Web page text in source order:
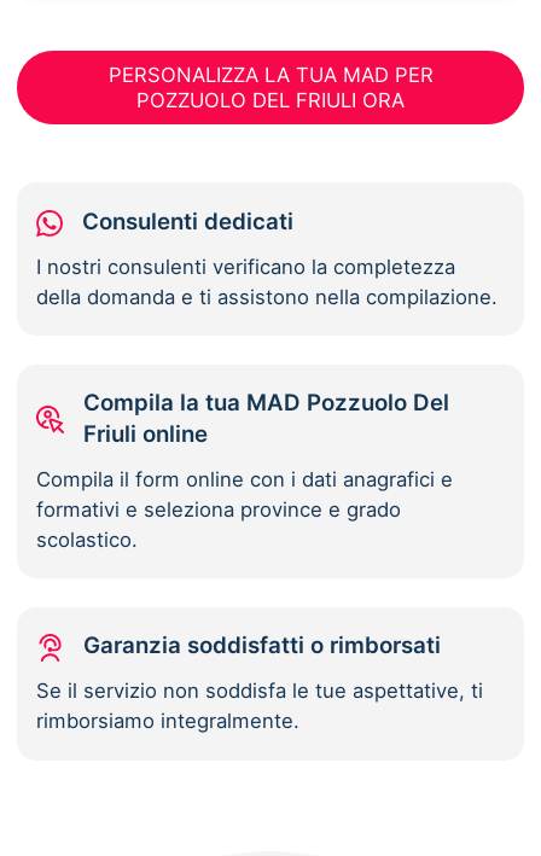
PERSONALIZZA LA TUA MAD PER
POZZUOLO DEL FRIULI ORA
Consulenti dedicati
I nostri consulenti verificano la completezza
della domanda e ti assistono nella compilazione.
Compila la tua MAD Pozzuolo Del
Friuli online
Compila il form online con i dati anagrafici e
formativi e seleziona province e grado
scolastico.
Garanzia soddisfatti o rimborsati
Se il servizio non soddisfa le tue aspettative, ti
rimborsiamo integralmente.